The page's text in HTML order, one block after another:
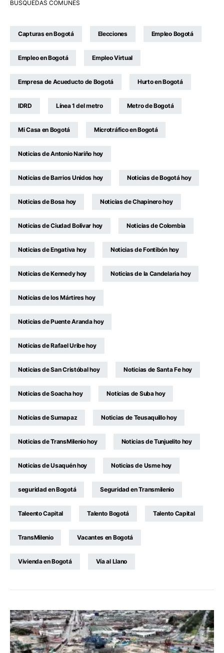
BUSQUEDAS COMUNES
Capturas en Bogotá Elecciones Empleo Bogotá
Empleo en Bogotá Empleo Virtual
Empresa de Acueducto de Bogotá Hurto en Bogotá
IDRD Línea 1 del metro Metro de Bogotá
Mi Casa en Bogotá Microtráfico en Bogotá
Noticias de Antonio Nariño hoy
Noticias de Barrios Unidos hoy Noticias de Bogotá hoy
Noticias de Bosa hoy Noticias de Chapinero hoy
Noticias de Ciudad Bolívar hoy Noticias de Colombia
Noticias de Engativa hoy Noticias de Fontibón hoy
Noticias de Kennedy hoy Noticias de la Candelaria hoy
Noticias de los Mártires hoy
Noticias de Puente Aranda hoy
Noticias de Rafael Uribe hoy
Noticias de San Cristóbal hoy Noticias de Santa Fe hoy
Noticias de Soacha hoy Noticias de Suba hoy
Noticias de Sumapaz Noticias de Teusaquillo hoy
Noticias de TransMilenio hoy Noticias de Tunjuelito hoy
Noticias de Usaquén hoy Noticias de Usme hoy
seguridad en Bogotá Seguridad en Transmilenio
Taleento Capital Talento Bogotá Talento Capital
TransMilenio Vacantes en Bogotá
Vivienda en Bogotá Vía al Llano